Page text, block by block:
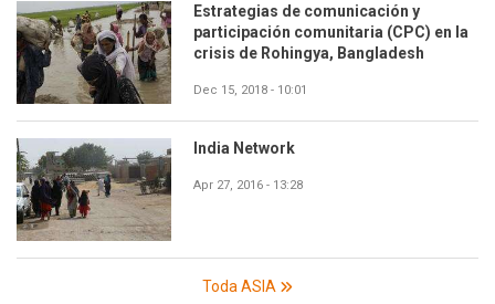
Estrategias de comunicación y
participación comunitaria (CPC) en la
crisis de Rohingya, Bangladesh
Dec 15, 2018 - 10:01
India Network
Apr 27, 2016 - 13:28
Toda ASIA